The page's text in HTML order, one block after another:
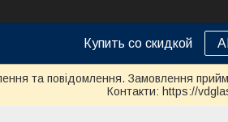
Купить со скидкой
та повідомлення. Замовлення
Контакти: https://